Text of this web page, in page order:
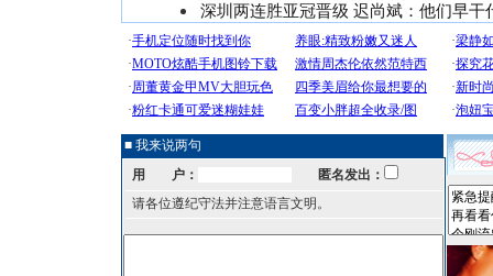
深圳两连胜亚冠晋级 迟尚斌：他们早干
■ 我来说两句
用 户：
匿名发出：
请各位遵纪守法并注意语言文明。